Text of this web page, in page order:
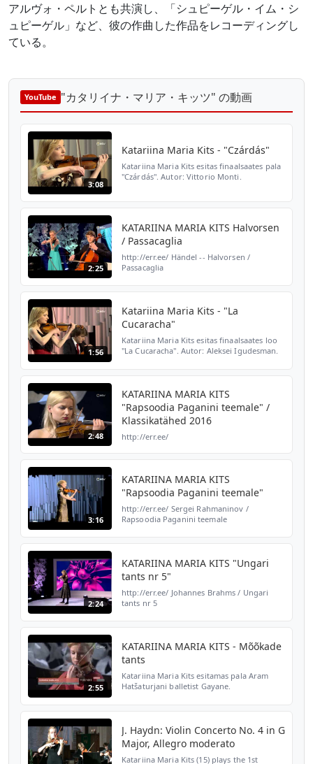
アルヴォ・ペルトとも共演し、「シュピーゲル・イム・シ
ュピーゲル」など、彼の作曲した作品をレコーディングし
ている。
YouTube "カタリイナ・マリア・キッツ" の動画
3:08
Katariina Maria Kits - "Czárdás"
Katariina Maria Kits esitas finaalsaates pala
"Czárdás". Autor: Vittorio Monti.
2:25
KATARIINA MARIA KITS Halvorsen
/ Passacaglia
http://err.ee/ Händel -- Halvorsen /
Passacaglia
1:56
Katariina Maria Kits - "La
Cucaracha"
Katariina Maria Kits esitas finaalsaates loo
"La Cucaracha". Autor: Aleksei Igudesman.
2:48
KATARIINA MARIA KITS
"Rapsoodia Paganini teemale" /
Klassikatähed 2016
http://err.ee/
3:16
KATARIINA MARIA KITS
"Rapsoodia Paganini teemale"
http://err.ee/ Sergei Rahmaninov /
Rapsoodia Paganini teemale
2:24
KATARIINA MARIA KITS "Ungari
tants nr 5"
http://err.ee/ Johannes Brahms / Ungari
tants nr 5
2:55
KATARIINA MARIA KITS - Mõõkade
tants
Katariina Maria Kits esitamas pala Aram
Hatšaturjani balletist Gayane.
J. Haydn: Violin Concerto No. 4 in G
Major, Allegro moderato
Katariina Maria Kits (15) plays the 1st